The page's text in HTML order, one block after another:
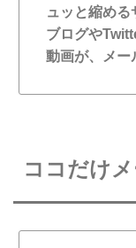
ュッと縮める
ブログや
動画が、メー
ココだけ